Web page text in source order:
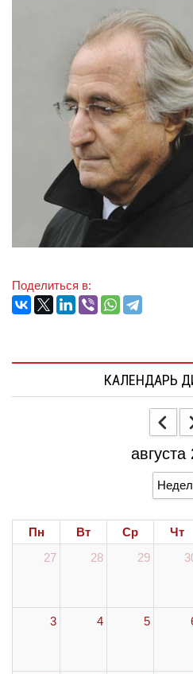
Поделиться в:
КАЛЕНДАРЬ
августа
Пн Вт Ср Чт
27
28 29
3 4 5